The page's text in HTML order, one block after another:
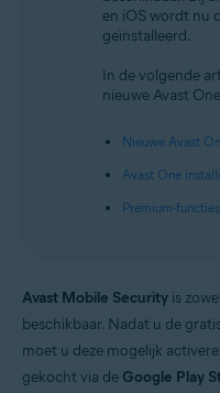
Android en iOSen iOS wordt nu
geïnstalleerd.
In de volgende
nieuwe Avast
Nieuwe Avast
Avast One
Premium-
Avast Mobile Security is
beschikbaar. Nadat u de
moet u deze mogelijk
gekocht via de Google Play